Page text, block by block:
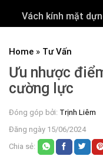
Vách kính mặt
Home » Tư Vấn
Ưu nhược
cường lực
Đóng góp bởi: Trịnh Liêm
Đăng ngày 15/06/2024
Chia sẻ: